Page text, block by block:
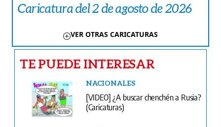
Caricatura del 2 de agosto de 2026
VER OTRAS CARICATURAS
TE PUEDE INTERESAR
NACIONALES
[VIDEO] ¿A buscar chenchén a Rusia?
(Caricaturas)